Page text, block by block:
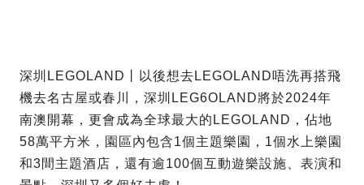
深圳LEGOLAND丨以後想去LEGOLAND唔洗再搭飛
機去名古屋或春川，深圳LEG6OLAND將於2024年
南澳開幕，更會成為全球最大的LEGOLAND，佔地
58萬平方米，園區內包含1個主題樂園，1個水上樂園
和3間主題酒店，還有逾100個互動遊樂設施、表演和